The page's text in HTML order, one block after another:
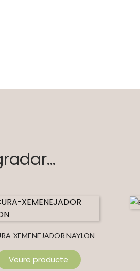
XEMENEJADOR NAYLON
Veure producte